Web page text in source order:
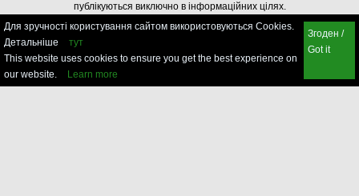
публікуються виключно в інформаційних цілях.
Для зручності користування сайтом використовуються Cookies.
Детальніше
тут
This website uses cookies to ensure you get the best experience on
our website.
Learn more
Згоден /
Got it